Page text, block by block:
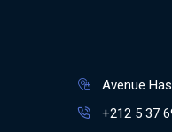
Avenue
+212 5 37